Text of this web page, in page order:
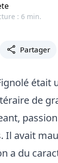
: 6 min.
Partager
était
de
Il avait
a du